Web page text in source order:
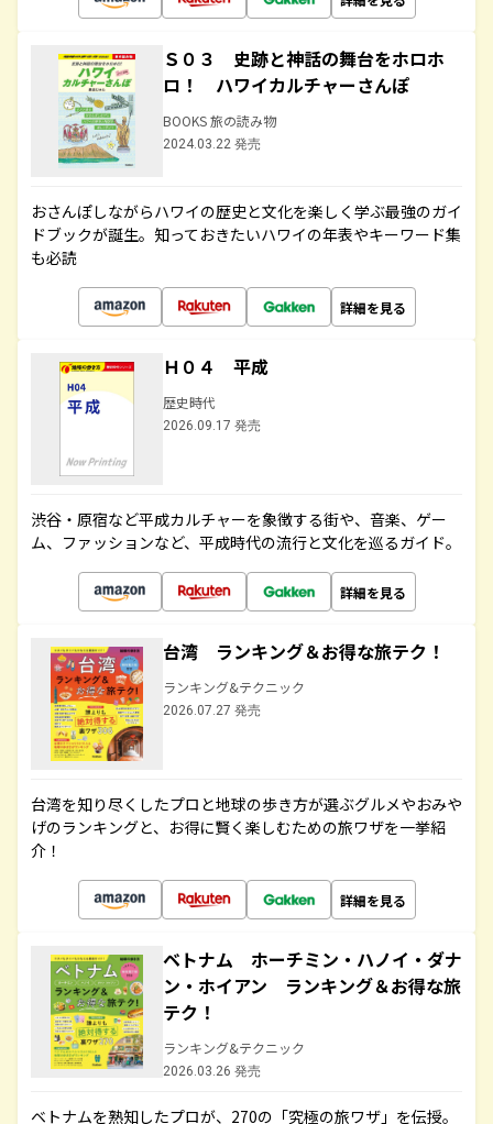
Ｓ０３ 史跡と神話の舞台をホロホ
ロ！ ハワイカルチャーさんぽ
BOOKS 旅の読み物
2024.03.22 発売
おさんぽしながらハワイの歴史と文化を楽しく学ぶ最強のガイ
ドブックが誕生。知っておきたいハワイの年表やキーワード集
も必読
詳細を見る
Ｈ０４ 平成
歴史時代
2026.09.17 発売
渋谷・原宿など平成カルチャーを象徴する街や、音楽、ゲー
ム、ファッションなど、平成時代の流行と文化を巡るガイド。
詳細を見る
台湾 ランキング＆お得な旅テク！
ランキング&テクニック
2026.07.27 発売
台湾を知り尽くしたプロと地球の歩き方が選ぶグルメやおみや
げのランキングと、お得に賢く楽しむための旅ワザを一挙紹
介！
詳細を見る
ベトナム ホーチミン・ハノイ・ダナ
ン・ホイアン ランキング＆お得な旅
テク！
ランキング&テクニック
2026.03.26 発売
ベトナムを熟知したプロが、270の「究極の旅ワザ」を伝授。